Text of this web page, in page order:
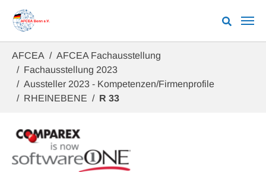
AFCEA
AFCEA Fachausstellung
Fachausstellung 2023
Aussteller 2023 - Kompetenzen/Firmenprofile
RHEINEBENE
R 33